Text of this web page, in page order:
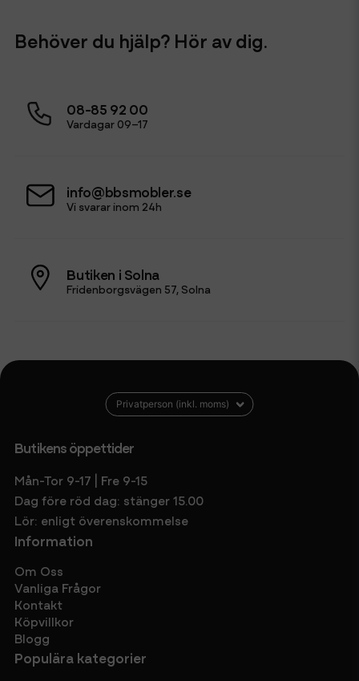
Behöver du hjälp? Hör av dig.
08-85 92 00
Vardagar 09–17
info@bbsmobler.se
Vi svarar inom 24h
Butiken i Solna
Fridenborgsvägen 57, Solna
Butikens öppettider
Mån-Tor 9-17 | Fre 9-15
Dag före röd dag: stänger 15.00
Lör: enligt överenskommelse
Information
Om Oss
Vanliga Frågor
Kontakt
Köpvillkor
Blogg
Populära kategorier